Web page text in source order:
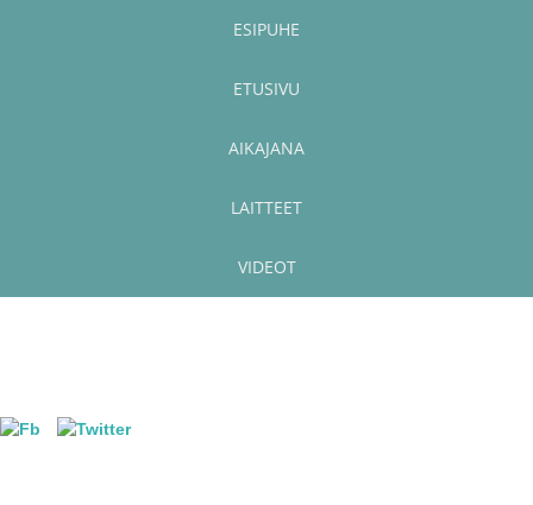
ESIPUHE
ETUSIVU
AIKAJANA
LAITTEET
VIDEOT